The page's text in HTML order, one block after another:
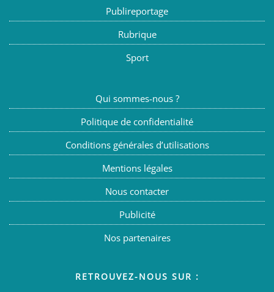
Publireportage
Rubrique
Sport
Qui sommes-nous ?
Politique de confidentialité
Conditions générales d’utilisations
Mentions légales
Nous contacter
Publicité
Nos partenaires
RETROUVEZ-NOUS SUR :